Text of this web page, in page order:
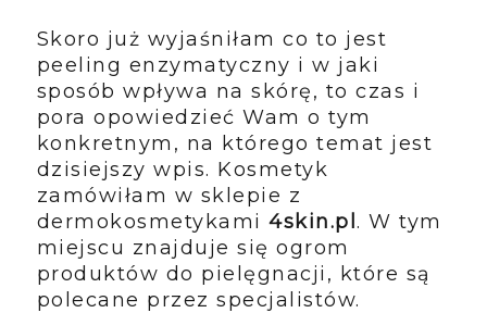
Skoro już wyjaśniłam co to jest
peeling enzymatyczny i w jaki
sposób wpływa na skórę, to czas i
pora opowiedzieć Wam o tym
konkretnym, na którego temat jest
dzisiejszy wpis. Kosmetyk
zamówiłam w sklepie z
dermokosmetykami4skin.pl. W tym
miejscu znajduje się ogrom
produktów do pielęgnacji, które są
polecane przez specjalistów.